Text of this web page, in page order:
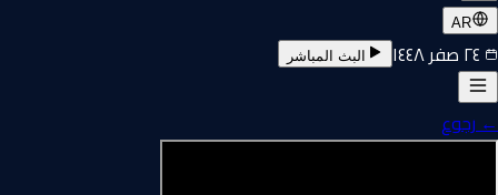
AR
٢٤ صفر ١٤٤٨ البث المباشر
←رجوع